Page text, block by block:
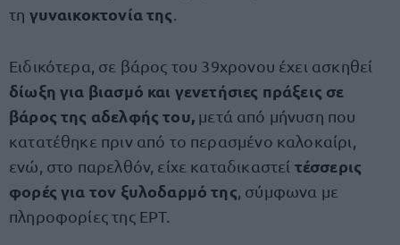
τη γυναικοκτονία της
Ειδικότερα, σε βάρος του 39χρονου έχει ασκηθεί
δίωξη για βιασμό και γενετήσιες πράξεις σε
βάρος της αδελφής του,μετά από μήνυση που
κατατέθηκε πριν από το περασμένο καλοκαίρι,
ενώ, στο παρελθόν, είχε καταδικαστεί τέσσερις
φορές για τον ξυλοδαρμό της , σύμφωνα με
πληροφορίες της ΕΡΤ.